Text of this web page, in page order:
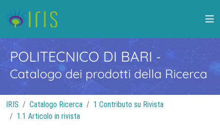
POLITECNICO DI BARI -
Catalogo dei prodotti della Ricerca
IRIS Catalogo Ricerca
1 Contributo su Rivista
1.1 Articolo in rivista